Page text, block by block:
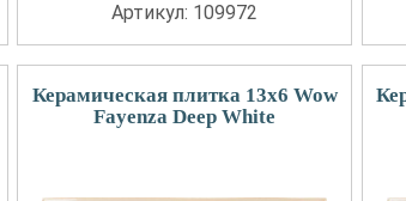
Артикул: 109972
Керамическая плитка 13x6 Wow
Fayenza Deep White